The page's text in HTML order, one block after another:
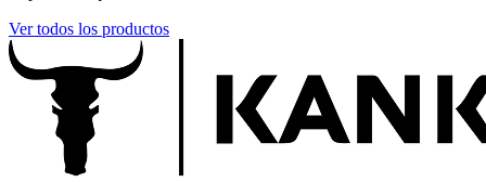
Ver todos los productos